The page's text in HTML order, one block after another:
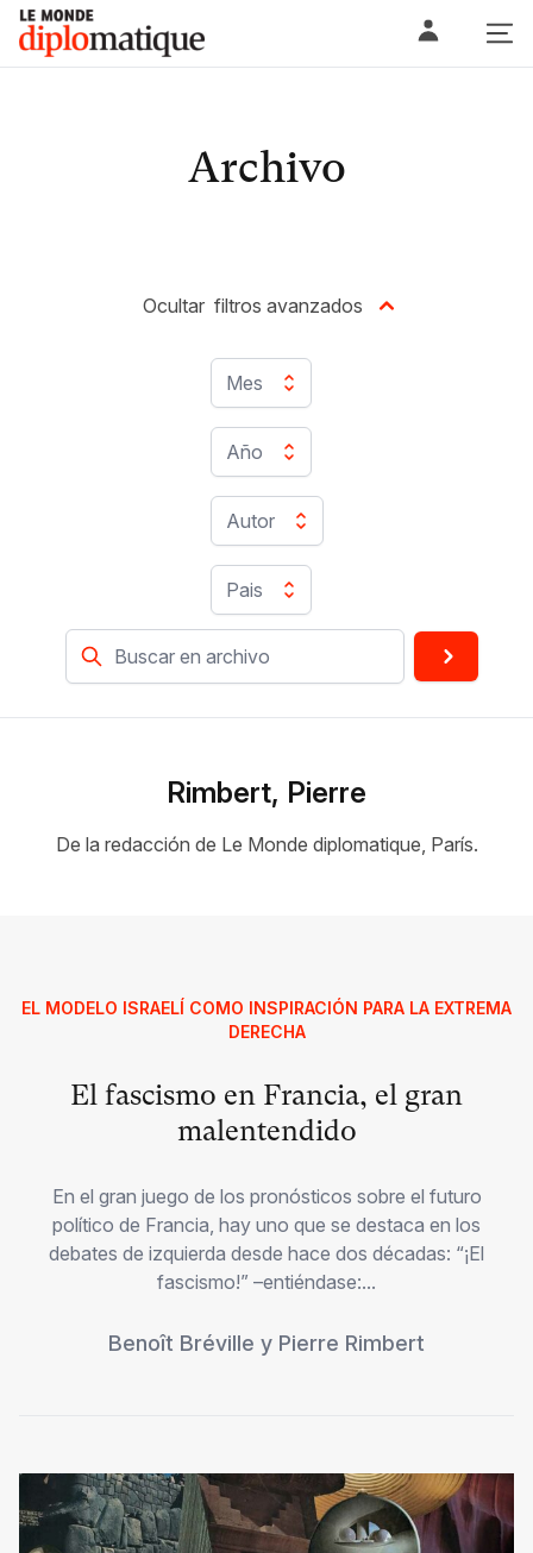
Skip
content
Le monde diplomatique
Archivo
Mes
Año
Autor
Pais
Ocultar filtros avanzados
Rimbert, Pierre
De la redacción de Le Monde diplomatique, París.
EL MODELO ISRAELÍ COMO INSPIRACIÓN PARA LA EXTREMA
DERECHA
El fascismo en Francia, el gran
malentendido
En el gran juego de los pronósticos sobre el futuro
político de Francia, hay uno que se destaca en los
debates de izquierda desde hace dos décadas: “¡El
fascismo!” –entiéndase:...
Benoît Bréville y Pierre Rimbert